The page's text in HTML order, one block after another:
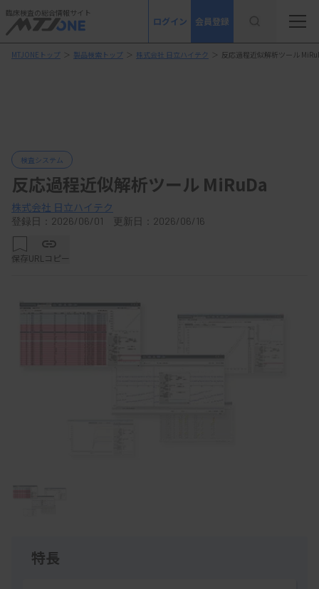
臨床検査の総合情報サイト
ログイン 会員登録
MTJONEトップ ＞ 製品検索トップ ＞ 株式会社 日立ハイテク ＞ 反応過程近似解析ツール
検査システム
反応過程近似解析ツール MiRuDa
株式会社 日立ハイテク
登録日：2026/06/01 更新日：2026/06/16
保存URLコピー
特長